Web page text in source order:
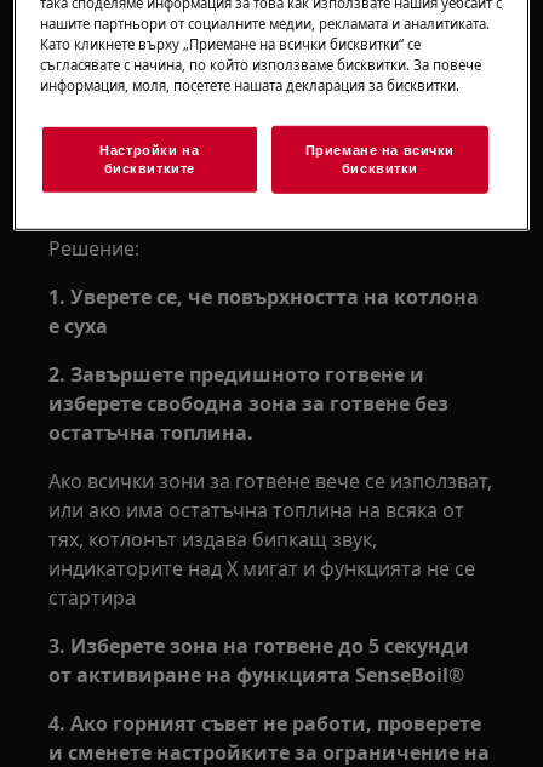
Не може да се активира функцията
SenseBoil®
Как да използвам функцията SenseBoil®?
Приложимо към:
индукционни котлони с функция
Решение:
1. Уверете се, че повърхността на котлона
е суха
2. Завършете предишното готвене и
изберете свободна зона за готвене без
остатъчна топлина.
Ако всички зони за готвене вече се използват,
или ако има остатъчна топлина на всяка от
тях, котлонът издава бипкащ звук,
индикаторите над X мигат и функцията не се
стартира
3. Изберете зона на готвене до 5 секунди
от активиране на функцията SenseBoil®
4. Ако горният съвет не работи, проверете
и сменете настройките за ограничение на
нашите партньори от социалните медии, рекламата и аналитиката.
Като кликнете върху „Приемане на всички бисквитки“ се
съгласявате с начина, по който използваме бисквитки. За повече
информация, моля, посетете нашата декларация за бисквитки.
Настройки на
бисквитките
Приемане на всички
бисквитки